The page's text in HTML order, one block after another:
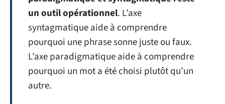
un outil opérationnel. L’axe
syntagmatique aide à comprendre
pourquoi une phrase sonne juste ou faux.
L’axe paradigmatique aide à comprendre
pourquoi un mot a été choisi plutôt qu’un
autre.